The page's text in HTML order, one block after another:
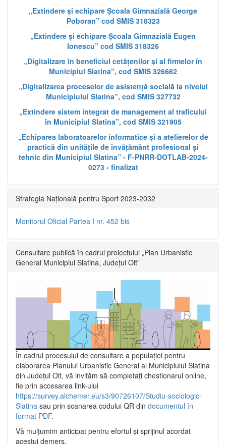
„Extindere și echipare Școala Gimnazială George
Poboran” cod SMIS 318323
„Extindere și echipare Școala Gimnazială Eugen
Ionescu” cod SMIS 318326
„Digitalizare în beneficiul cetățenilor și al firmelor în
Municipiul Slatina”, cod SMIS 326662
„Digitalizarea proceselor de asistență socială la nivelul
Municipiului Slatina”, cod SMIS 327732
„Extindere sistem integrat de management al traficului
în Municipiul Slatina”, cod SMIS 321905
„Echiparea laboratoarelor informatice și a atelierelor de
practică din unitățile de învățământ profesional și
tehnic din Municipiul Slatina” - F-PNRR-DOTLAB-2024-
0273 - finalizat
Strategia Națională pentru Sport 2023-2032
Monitorul Oficial Partea I nr. 452 bis
Consultare publică în cadrul proiectului „Plan Urbanistic
General Municipiul Slatina, Județul Olt”
În cadrul procesului de consultare a populaţiei pentru
elaborarea Planului Urbanistic General al Municipiului Slatina
din Județul Olt, vă invităm să completați chestionarul online,
fie prin accesarea link-ului
https://survey.alchemer.eu/s3/90726107/Studiu-sociologic-
Slatina sau prin scanarea codului QR din documentul în
format PDF.
Vă mulţumim anticipat pentru efortul şi sprijinul acordat
acestui demers.